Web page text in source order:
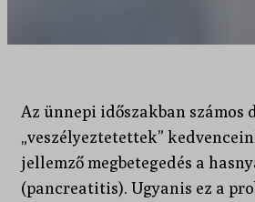
Az ünnepi időszakban számos
„veszélyeztetettek”
jellemző megbetegedés a
(pancreatitis). Ugyanis ez a